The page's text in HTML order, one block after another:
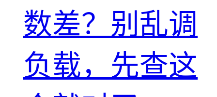
数差？别乱调
负载，先查这